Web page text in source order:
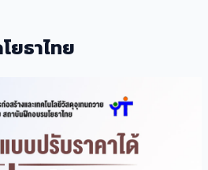
ยธาไทย